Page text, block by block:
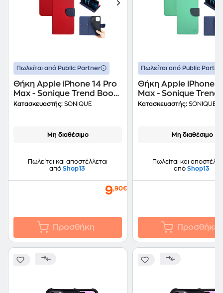
Πωλείται από Public Partner
Θήκη Apple iPhone 14 Pro
Max - Sonique Trend Book
- Κόκκινο/Σκούρο Μπλε
Κατασκευαστής: SONIQUE
Μη διαθέσιμο
Πωλείται και αποστέλλεται
από Shop13
9,90€
Προσθήκη
Πωλείται από Public
Θήκη Apple iPhone
Max - Sonique Trend
- Βεραμάν/Σκούρο
Κατασκευαστής: SONIQUE
Μη διαθέσιμο
Πωλείται και
από Shop13
Προσθήκη